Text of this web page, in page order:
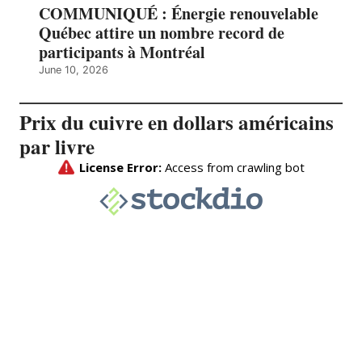
COMMUNIQUÉ : Énergie renouvelable
Québec attire un nombre record de
participants à Montréal
June 10, 2026
Prix du cuivre en dollars américains
par livre